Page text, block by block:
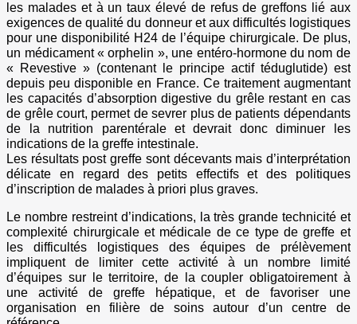
les malades et à un taux élevé de refus de greffons lié aux
exigences de qualité du donneur et aux difficultés logistiques
pour une disponibilité H24 de l’équipe chirurgicale. De plus,
un médicament « orphelin », une entéro-hormone du nom de
« Revestive » (contenant le principe actif téduglutide) est
depuis peu disponible en France. Ce traitement augmentant
les capacités d’absorption digestive du grêle restant en cas
de grêle court, permet de sevrer plus de patients dépendants
de la nutrition parentérale et devrait donc diminuer les
indications de la greffe intestinale.
Les résultats post greffe sont décevants mais d’interprétation
délicate en regard des petits effectifs et des politiques
d’inscription de malades à priori plus graves.
Le nombre restreint d’indications, la très grande technicité et
complexité chirurgicale et médicale de ce type de greffe et
les difficultés logistiques des équipes de prélèvement
impliquent de limiter cette activité à un nombre limité
d’équipes sur le territoire, de la coupler obligatoirement à
une activité de greffe hépatique, et de favoriser une
organisation en filière de soins autour d’un centre de